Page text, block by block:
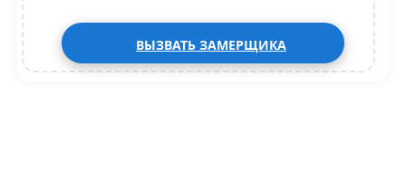
ВЫЗВАТЬ ЗАМЕРЩИКА